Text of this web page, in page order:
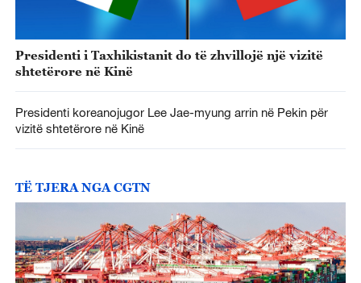
Presidenti i Taxhikistanit do të zhvillojë një vizitë
shtetërore në Kinë
Presidenti koreanojugor Lee Jae-myung arrin në Pekin për
vizitë shtetërore në Kinë
TË TJERA NGA CGTN